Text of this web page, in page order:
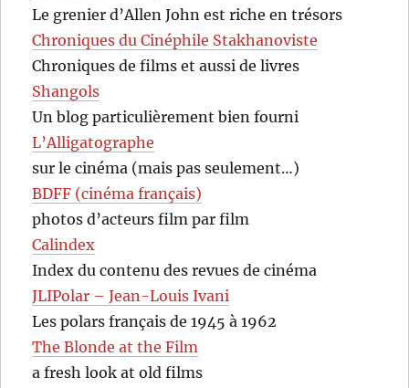
Le grenier d’Allen John est riche en trésors
Chroniques du Cinéphile Stakhanoviste
Chroniques de films et aussi de livres
Shangols
Un blog particulièrement bien fourni
L’Alligatographe
sur le cinéma (mais pas seulement…)
BDFF (cinéma français)
photos d’acteurs film par film
Calindex
Index du contenu des revues de cinéma
JLIPolar – Jean-Louis Ivani
Les polars français de 1945 à 1962
The Blonde at the Film
a fresh look at old films